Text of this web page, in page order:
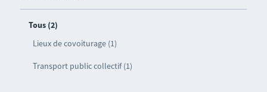
Tous (2)
Lieux de covoiturage (1)
Transport public collectif (1)